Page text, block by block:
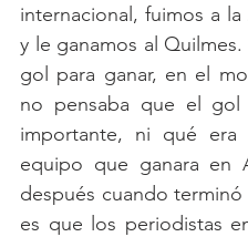
internacional, fuimos a
y le ganamos al Quilmes.
gol para ganar, en el
no pensaba que el gol
importante, ni qué era
equipo que ganara en
después cuando
es que los periodistas